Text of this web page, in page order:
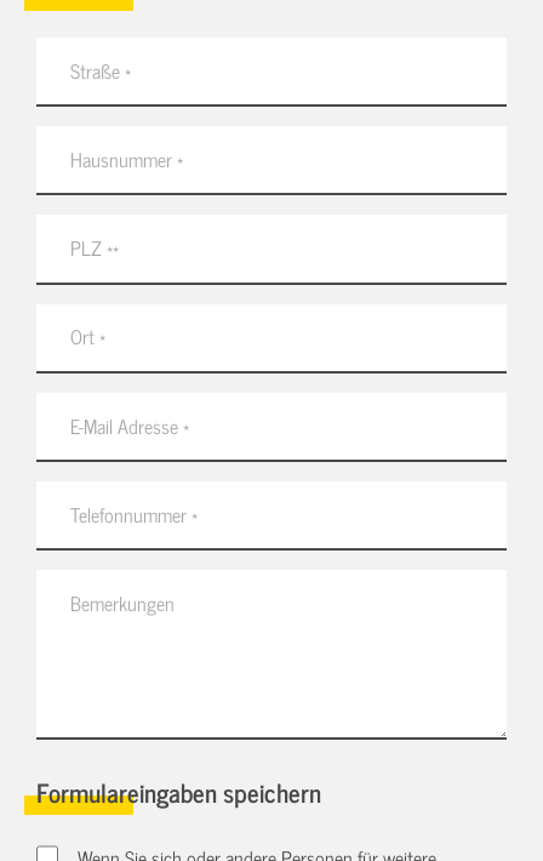
Formulareingaben speichern